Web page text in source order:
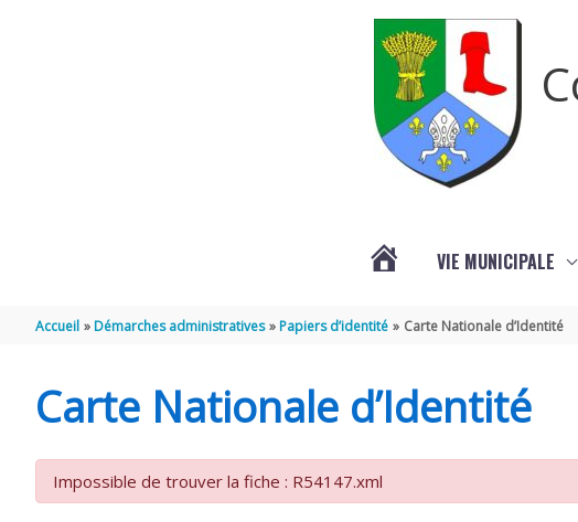
CRÉPIN
VIE MUNICIPALE
Accueil Démarches administratives Papiers d’identité Carte Nationale d’Identité
Carte Nationale d’Identité
Impossible de trouver la fiche : R54147.xml